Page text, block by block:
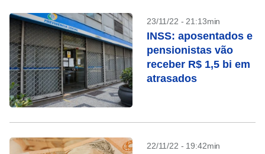
23/11/22 - 21:13min
INSS: aposentados e
pensionistas vão
receber R$ 1,5 bi em
atrasados
22/11/22 - 19:42min